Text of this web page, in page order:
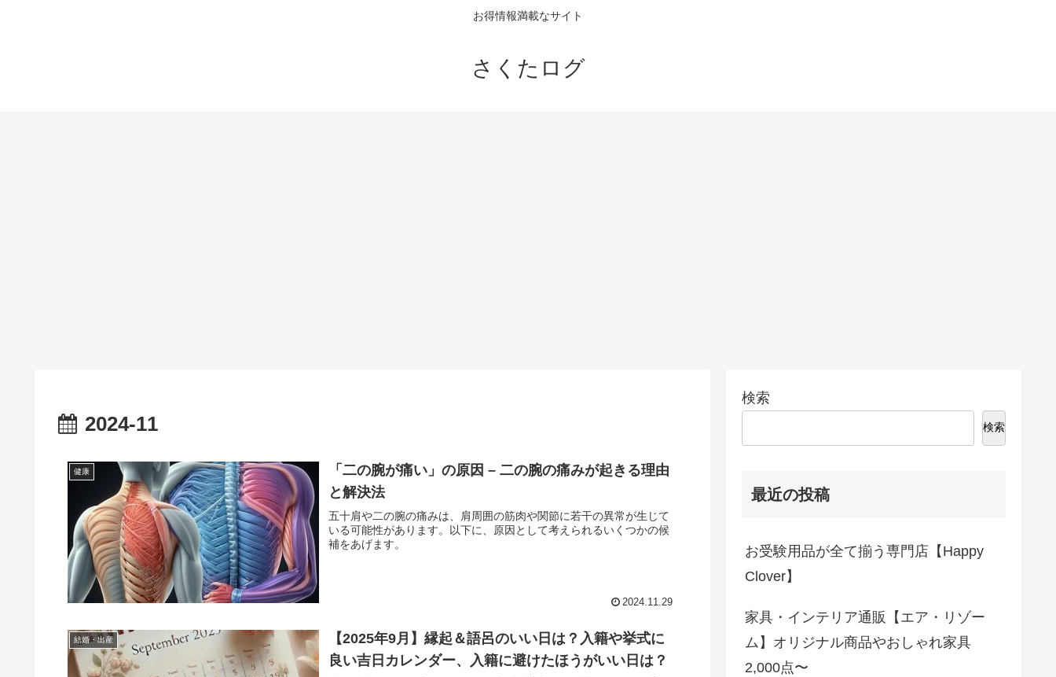
お得情報満載なサイト
さくたログ
2024-11
健康
「二の腕が痛い」の原因 – 二の腕の痛みが起きる理由
と解決法
五十肩や二の腕の痛みは、肩周囲の筋肉や関節に若干の異常が生じて
いる可能性があります。以下に、原因として考えられるいくつかの候
補をあげます。
2024.11.29
結婚・出産
【2025年9月】縁起＆語呂のいい日は？入籍や挙式に
良い吉日カレンダー、入籍に避けたほうがいい日は？
検索
検索
最近の投稿
お受験用品が全て揃う専門店【Happy
Clover】
家具・インテリア通販【エア・リゾー
ム】オリジナル商品やおしゃれ家具
2,000点〜